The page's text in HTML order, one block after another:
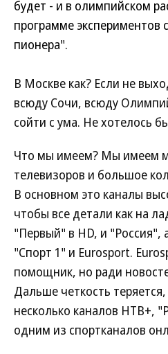
будет - и в олимпийском
программе экспериментов
пионера".
В Москве как? Если не
всюду Сочи, всюду
сойти с ума. Не хотелось
Что мы имеем? Мы имеем
телевизоров и большое
В основном это каналы
чтобы все детали как на
"Первый" в HD, и "Россия",
"Спорт 1" и Eurosport.
помощник, но ради
Дальше четкость
несколько каналов НТВ+,
одним из спортканалов